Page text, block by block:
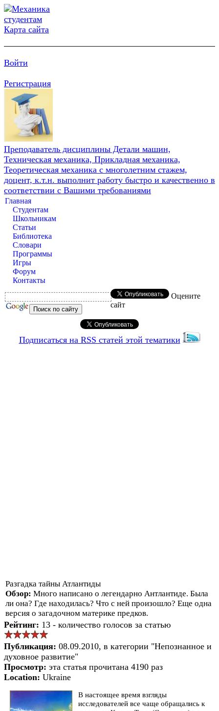
Карта сайта
Войти
Регистрация
Преподаватель дисциплины Детали машин,
Техническая механика, Прикладная механика,
Теоретическая механика с многолетним стажем,
доцент, к.т.н. выполнит работу быстро и качественно в
соответствии с Вашими требованиями
Главная
Студентам
Школьникам
Статьи
Библиотека
Словари
Программы
Игры
Форум
Контакты
Оцените
сайт
Подписаться на RSS статей этой тематики
Разгадка тайны Атлантиды
Обзор: Много написано о легендарно Антлантиде. Была
ли она? Где находилась? Что с ней произошло? Еще одна
версия о загадочном материке предков.
Рейтинг: 13 - количество голосов за статью
Публикация: 08.09.2010, в категории "Непознанное и
духовное развитие"
Просмотр: эта статья прочитана 4190 раз
Location: Ukraine
В настоящее время взгляды
исследователей все чаще обращались к